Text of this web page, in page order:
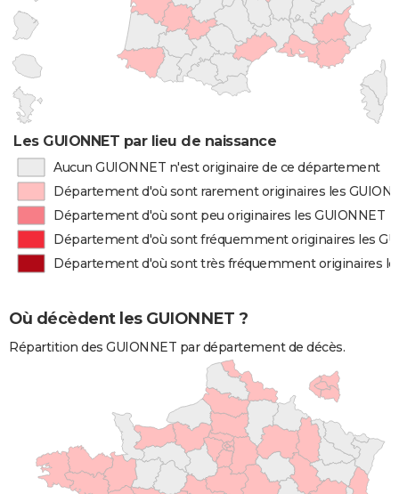
Les GUIONNET par lieu de naissance
Aucun GUIONNET n'est originaire de ce département
Département d'où sont rarement originaires les
Département d'où sont peu originaires les GUIONNET
Département d'où sont fréquemment originaires les
Département d'où sont très fréquemment originaires
Où décèdent les GUIONNET ?
Répartition des GUIONNET par département de décès.